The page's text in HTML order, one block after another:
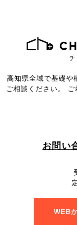
チ
高知県全域で基礎や
ご相談ください。
お問い
WEB